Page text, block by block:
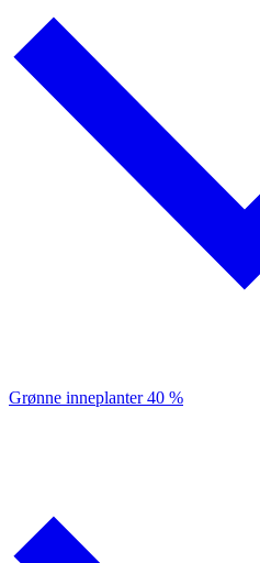
Grønne inneplanter40 %